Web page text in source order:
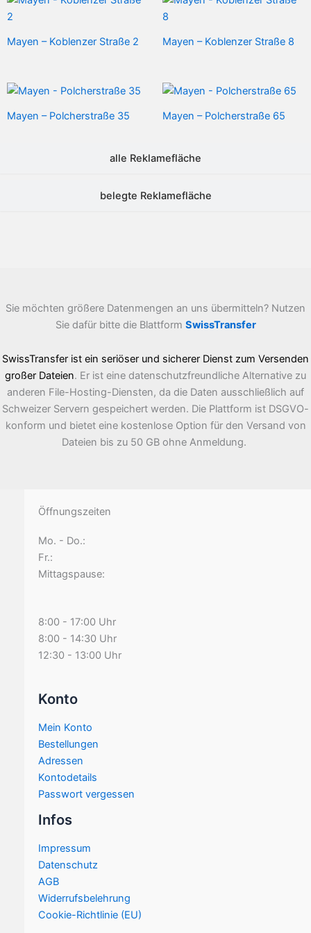
alle Reklamefläche
belegte Reklamefläche
Mayen – Koblenzer Straße 2 Mayen – Koblenzer Straße 8
Mayen – Polcherstraße 35 Mayen – Polcherstraße 65
Sie möchten größere Datenmengen an uns übermitteln? Nutzen
Sie dafür bitte die Blattform SwissTransfer
SwissTransfer ist ein seriöser und sicherer Dienst zum Versenden
großer Dateien. Er ist eine datenschutzfreundliche Alternative zu
anderen File-Hosting-Diensten, da die Daten ausschließlich auf
Schweizer Servern gespeichert werden. Die Plattform ist DSGVO-
konform und bietet eine kostenlose Option für den Versand von
Dateien bis zu 50 GB ohne Anmeldung.
Öffnungszeiten
Mo. - Do.:
Fr.:
Mittagspause:
8:00 - 17:00 Uhr
8:00 - 14:30 Uhr
12:30 - 13:00 Uhr
Konto
Mein Konto
Bestellungen
Adressen
Kontodetails
Passwort vergessen
Infos
Impressum
Datenschutz
AGB
Widerrufsbelehrung
Cookie-Richtlinie (EU)